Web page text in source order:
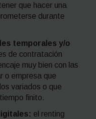
que hacer una
durante
temporales y/o
de contratación
muy bien con las
o empresa que
variados o que
finito.
el renting